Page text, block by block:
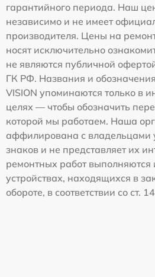
гарантийного периода. Наш
независимо и не имеет
производителя. Цены на
носят исключительно
не являются публичной
ГК РФ. Названия и
VISION упоминаются только в
целях — чтобы обозначить
которой мы работаем. Наша
аффилирована с владельцами
знаков и не представляет их
ремонтных работ выполняются
устройствах, находящихся в
обороте, в соответствии со ст.